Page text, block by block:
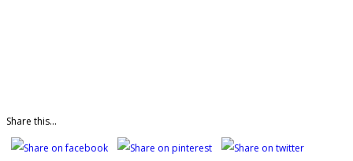
Share this...